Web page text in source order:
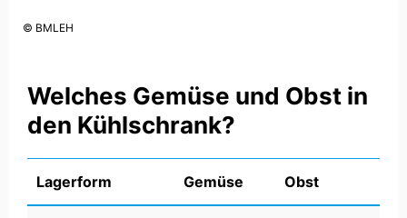
© BMLEH
Welches Gemüse und Obst in
den Kühlschrank?
Lagerform Gemüse Obst